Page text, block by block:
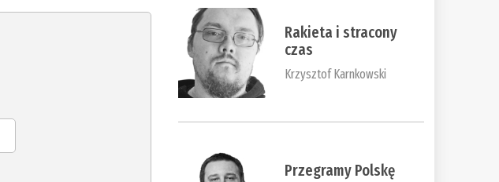
Rakieta i stracony
czas
Krzysztof Karnkowski
Przegramy Polskę